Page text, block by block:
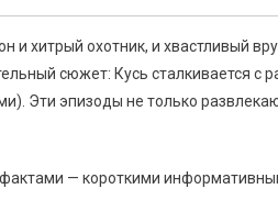
и хитрый охотник, и хвастливый
сюжет: Кусь сталкивается с
Эти эпизоды не только
— короткими